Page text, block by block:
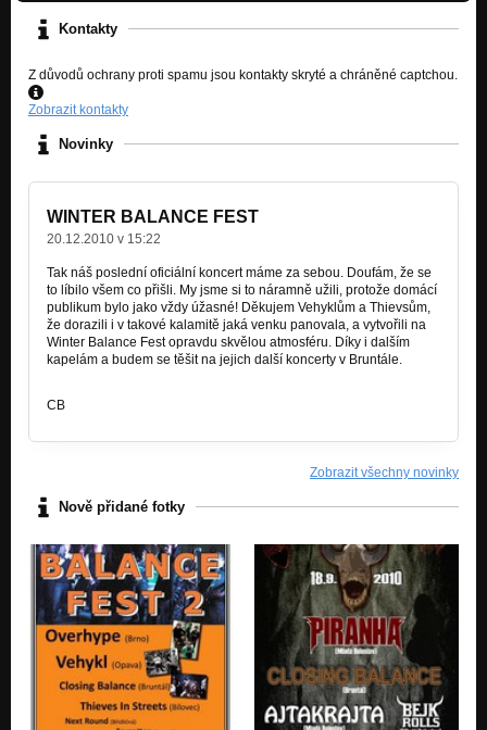
Kontakty
Z důvodů ochrany proti spamu jsou kontakty skryté a chráněné captchou.
Zobrazit kontakty
Novinky
WINTER BALANCE FEST
20.12.2010 v 15:22
Tak náš poslední oficiální koncert máme za sebou. Doufám, že se
to líbilo všem co přišli. My jsme si to náramně užili, protože domácí
publikum bylo jako vždy úžasné! Děkujem Vehyklům a Thievsům,
že dorazili i v takové kalamitě jaká venku panovala, a vytvořili na
Winter Balance Fest opravdu skvělou atmosféru. Díky i dalším
kapelám a budem se těšit na jejich další koncerty v Bruntále.
CB
Zobrazit všechny novinky
Nově přidané fotky